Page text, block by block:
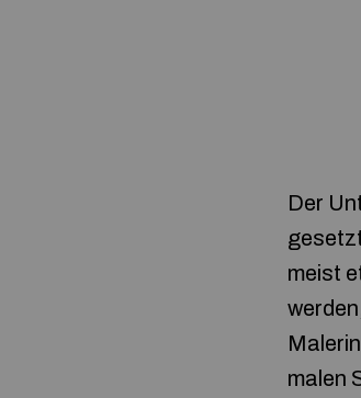
Der
meist
malen